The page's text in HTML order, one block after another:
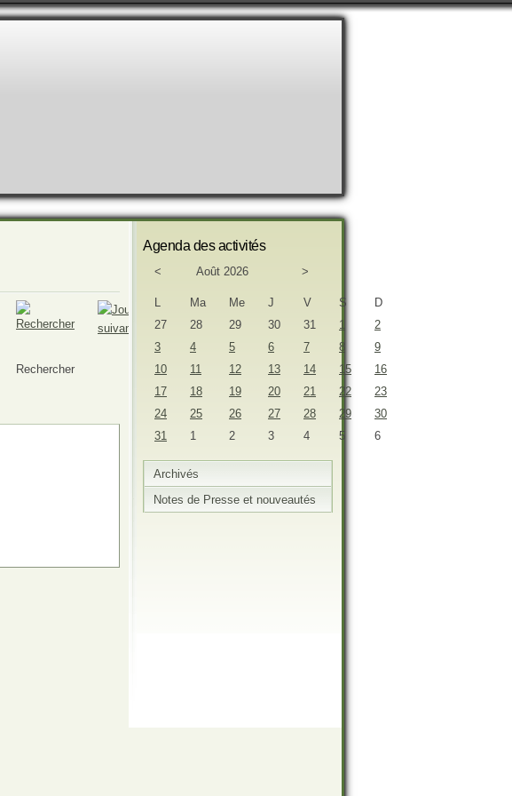
Rechercher
Agenda des activités
< Août 2026 >
L Ma Me J V S
D
27
28 29 30 31 1
2
3
4 5 6 7 8
9
10
11 12 13 14 15
16
17
18 19 20 21 22
23
24
25 26 27 28 29
30
31
1 2 3 4 5 6
Archivés
Notes de Presse et nouveautés